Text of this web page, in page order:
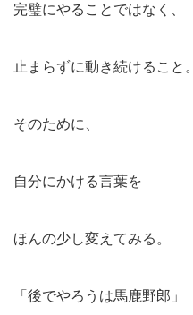
完璧にやることではなく、
止まらずに動き続けること。
そのために、
自分にかける言葉を
ほんの少し変えてみる。
「後でやろうは馬鹿野郎」